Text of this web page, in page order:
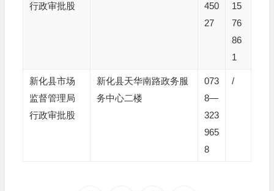
行政审批股
450
27
15
76
86
1
新化县市场
监督管理局
行政审批股
新化县天华南路政务服
务中心二楼
073
8—
323
965
8
/